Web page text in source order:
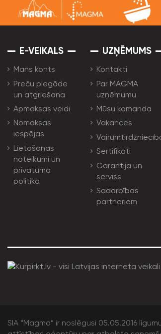
E-VEIKALS
Mans konts
Preču piegāde
un atgriešana
Apmaksas veidi
Nomaksas
iespējas
Lietošanas
noteikumi un
privātuma
politika
UZŅĒMUMS
Kontakti
Par MAGMA
uzņēmumu
Mūsu komanda
Vakances
Sertifikāti
Garantija un
serviss
Sadarbības
partneriem
SIA “Magma” ir noslēgusi 05.05.2016